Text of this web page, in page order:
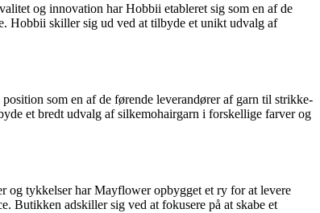
og innovation har Hobbii etableret sig som en af de
Hobbii skiller sig ud ved at tilbyde et unikt udvalg af
som en af de førende leverandører af garn til strikke-
et bredt udvalg af silkemohairgarn i forskellige farver og
og tykkelser har Mayflower opbygget et ry for at levere
Butikken adskiller sig ved at fokusere på at skabe et